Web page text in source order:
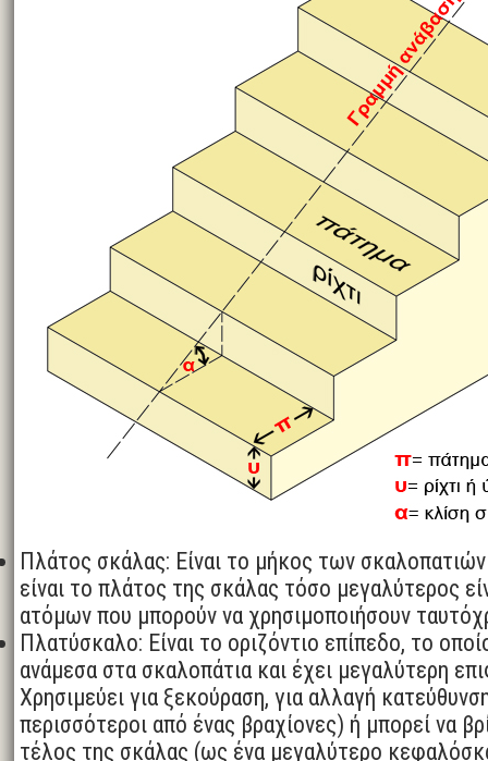
Πλάτος σκάλας: Είναι το μήκος των
είναι το πλάτος της σκάλας τόσο μεγαλύτερος
ατόμων που μπορούν να χρησιμοποιήσουν
Πλατύσκαλο: Είναι το οριζόντιο επίπεδο, το
ανάμεσα στα σκαλοπάτια και έχει μεγαλύτερη
Χρησιμεύει για ξεκούραση, για αλλαγή
περισσότεροι από ένας βραχίονες) ή μπορεί να
τέλος της σκάλας (ως ένα μεγαλύτερο